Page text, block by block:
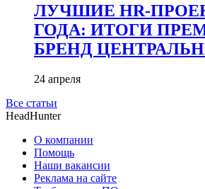
ЛУЧШИЕ HR-
ГОДА: ИТОГИ
БРЕНД
24 апреля
Все статьи
HeadHunter
О компании
Помощь
Наши вакансии
Реклама на сайте